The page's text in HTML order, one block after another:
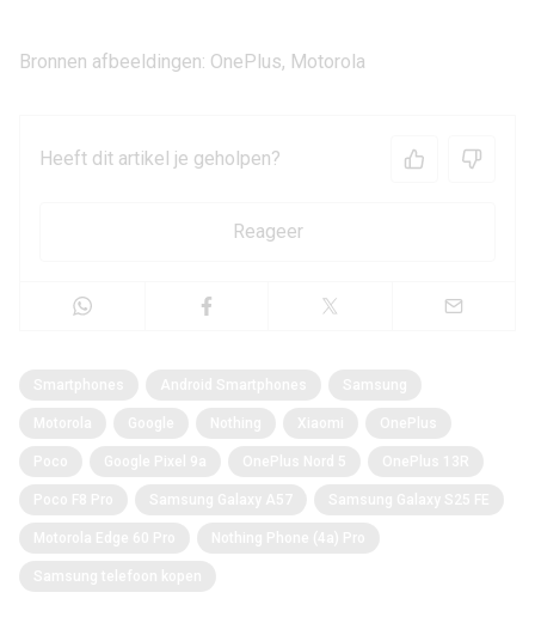
Bronnen afbeeldingen: OnePlus, Motorola
Heeft dit artikel je geholpen?
Reageer